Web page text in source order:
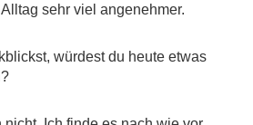
sehr viel angenehmer.
würdest du heute etwas